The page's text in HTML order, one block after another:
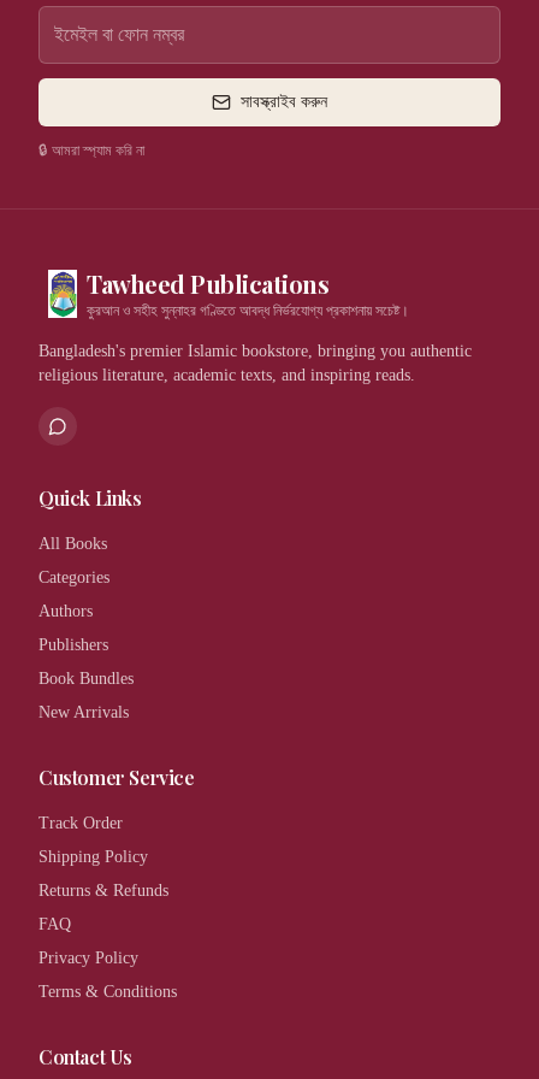
সাবস্ক্রাইব করুন
🔒 আমরা স্প্যাম করি না
Tawheed Publications
কুরআন ও সহীহ সুন্নাহর গণ্ডিতে আবদ্ধ নির্ভরযোগ্য প্রকাশনায় সচেষ্ট।
Bangladesh's premier Islamic bookstore, bringing you authentic
religious literature, academic texts, and inspiring reads.
Quick Links
All Books
Categories
Authors
Publishers
Book Bundles
New Arrivals
Customer Service
Track Order
Shipping Policy
Returns & Refunds
FAQ
Privacy Policy
Terms & Conditions
Contact Us